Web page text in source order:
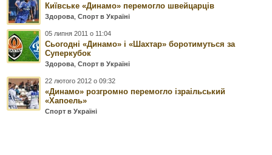
Київське «Динамо» перемогло швейцарців
Здорова ,Спорт в Україні
05 липня 2011 о 11:04
Сьогодні «Динамо» і «Шахтар» боротимуться за
Суперкубок
Здорова ,Спорт в Україні
22 лютого 2012 о 09:32
«Динамо» розгромно перемогло ізраільський
«Хапоель»
Спорт в Україні